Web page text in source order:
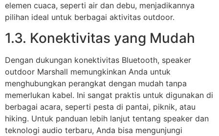
elemen cuaca, seperti air dan debu, menjadikannya
pilihan ideal untuk berbagai aktivitas outdoor.
1.3. Konektivitas yang Mudah
Dengan dukungan konektivitas Bluetooth, speaker
outdoor Marshall memungkinkan Anda untuk
menghubungkan perangkat dengan mudah tanpa
memerlukan kabel. Ini sangat praktis untuk digunakan di
berbagai acara, seperti pesta di pantai, piknik, atau
hiking. Untuk panduan lebih lanjut tentang speaker dan
teknologi audio terbaru, Anda bisa mengunjungi